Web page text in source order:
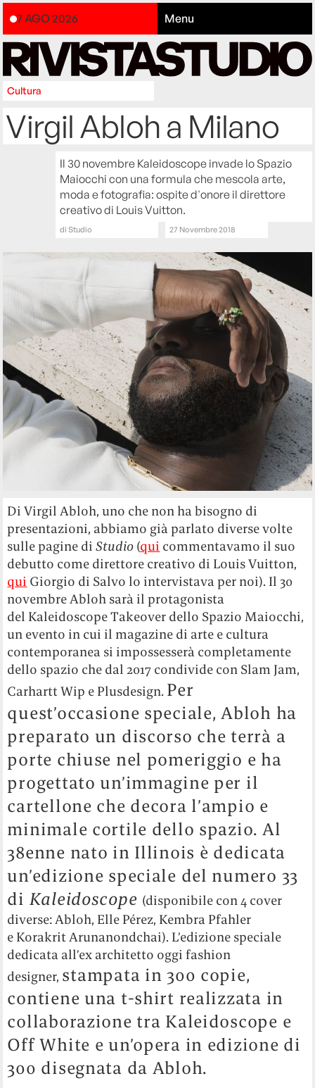
7 AGO 2026 Menu
Cultura
Virgil Abloh a Milano
Il 30 novembre Kaleidoscope invade lo Spazio
Maiocchi con una formula che mescola arte,
moda e fotografia: ospite d'onore il direttore
creativo di Louis Vuitton.
diStudio 27 Novembre 2018
Di Virgil Abloh, uno che non ha bisogno di
presentazioni, abbiamo già parlato diverse volte
sulle pagine diStudio (qui commentavamo il suo
debutto come direttore creativo di Louis Vuitton,
qui Giorgio di Salvo lo intervistava per noi). Il 30
novembre Abloh sarà il protagonista
del Kaleidoscope Takeover dello Spazio Maiocchi,
un evento in cui il magazine di arte e cultura
contemporanea si impossesserà completamente
dello spazio che dal 2017 condivide con Slam Jam,
Carhartt Wip e Plusdesign. Per
quest’occasione speciale, Abloh ha
preparato un discorso che terrà a
porte chiuse nel pomeriggio e ha
progettato un’immagine per il
cartellone che decora l’ampio e
minimale cortile dello spazio. Al
38enne nato in Illinois è dedicata
un’edizione speciale del numero 33
di Kaleidoscope (disponibile con 4 cover
diverse: Abloh, Elle Pérez, Kembra Pfahler
e Korakrit Arunanondchai). L’edizione speciale
dedicata all’ex architetto oggi fashion
designer, stampata in 300 copie,
contiene una t-shirt realizzata in
collaborazione tra Kaleidoscope e
Off White e un’opera in edizione di
300 disegnata da Abloh.